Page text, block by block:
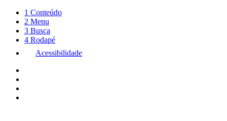
1 Conteúdo
2 Menu
3 Busca
4 Rodapé
Acessibilidade